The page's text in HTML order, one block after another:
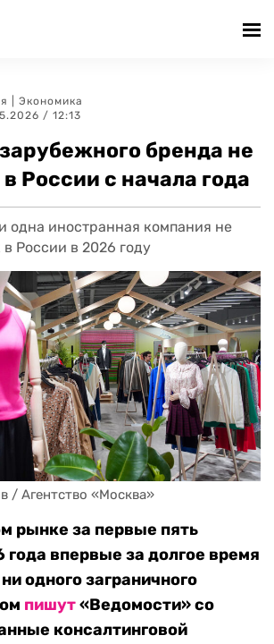
Экономика
/ 12:13
бренда не
России с начала года
одна иностранная компания не
России в 2026 году
/ Агентство «Москва»
рынке за первые пять
впервые за долгое время
одного заграничного
пишут«Ведомости» со
консалтинговой